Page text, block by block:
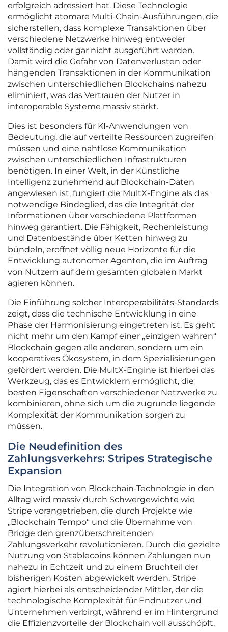
erfolgreich adressiert hat. Diese Technologie
ermöglicht atomare Multi-Chain-Ausführungen, die
sicherstellen, dass komplexe Transaktionen über
verschiedene Netzwerke hinweg entweder
vollständig oder gar nicht ausgeführt werden.
Damit wird die Gefahr von Datenverlusten oder
hängenden Transaktionen in der Kommunikation
zwischen unterschiedlichen Blockchains nahezu
eliminiert, was das Vertrauen der Nutzer in
interoperable Systeme massiv stärkt.
Dies ist besonders für KI-Anwendungen von
Bedeutung, die auf verteilte Ressourcen zugreifen
müssen und eine nahtlose Kommunikation
zwischen unterschiedlichen Infrastrukturen
benötigen. In einer Welt, in der Künstliche
Intelligenz zunehmend auf Blockchain-Daten
angewiesen ist, fungiert die MultX-Engine als das
notwendige Bindeglied, das die Integrität der
Informationen über verschiedene Plattformen
hinweg garantiert. Die Fähigkeit, Rechenleistung
und Datenbestände über Ketten hinweg zu
bündeln, eröffnet völlig neue Horizonte für die
Entwicklung autonomer Agenten, die im Auftrag
von Nutzern auf dem gesamten globalen Markt
agieren können.
Die Einführung solcher Interoperabilitäts-Standards
zeigt, dass die technische Entwicklung in eine
Phase der Harmonisierung eingetreten ist. Es geht
nicht mehr um den Kampf einer „einzigen wahren“
Blockchain gegen alle anderen, sondern um ein
kooperatives Ökosystem, in dem Spezialisierungen
gefördert werden. Die MultX-Engine ist hierbei das
Werkzeug, das es Entwicklern ermöglicht, die
besten Eigenschaften verschiedener Netzwerke zu
kombinieren, ohne sich um die zugrunde liegende
Komplexität der Kommunikation sorgen zu
müssen.
Die Neudefinition des
Zahlungsverkehrs: Stripes Strategische
Expansion
Die Integration von Blockchain-Technologie in den
Alltag wird massiv durch Schwergewichte wie
Stripe vorangetrieben, die durch Projekte wie
„Blockchain Tempo“ und die Übernahme von
Bridge den grenzüberschreitenden
Zahlungsverkehr revolutionieren. Durch die gezielte
Nutzung von Stablecoins können Zahlungen nun
nahezu in Echtzeit und zu einem Bruchteil der
bisherigen Kosten abgewickelt werden. Stripe
agiert hierbei als entscheidender Mittler, der die
technologische Komplexität für Endnutzer und
Unternehmen verbirgt, während er im Hintergrund
die Effizienzvorteile der Blockchain voll ausschöpft.